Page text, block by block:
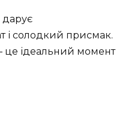
дарує
солодкий присмак.
це ідеальний момент